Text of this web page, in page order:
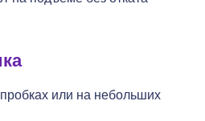
или на небольших